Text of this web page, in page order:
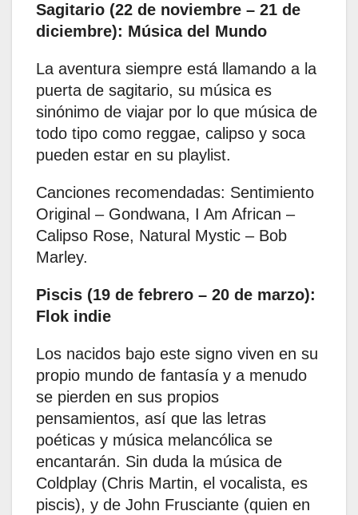
Sagitario (22 de noviembre – 21 de
diciembre): Música del Mundo
La aventura siempre está llamando a la
puerta de sagitario, su música es
sinónimo de viajar por lo que música de
todo tipo como reggae, calipso y soca
pueden estar en su playlist. ​
Canciones recomendadas: Sentimiento
Original – Gondwana, I Am African –
Calipso Rose, Natural Mystic – Bob
Marley.
Piscis (19 de febrero – 20 de marzo):
Flok indie
Los nacidos bajo este signo viven en su
propio mundo de fantasía y a menudo
se pierden en sus propios
pensamientos, así que las letras
poéticas y música melancólica se
encantarán. Sin duda la música de
Coldplay (Chris Martin, el vocalista, es
piscis), y de John Frusciante (quien en